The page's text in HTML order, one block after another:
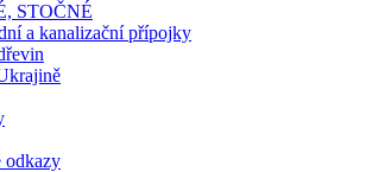
STOČNÉ
a kanalizační přípojky
odkazy